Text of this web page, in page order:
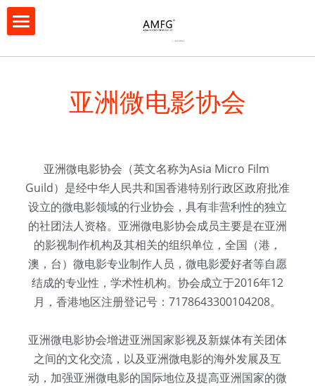
协会简介
协会会员
资格认证
亚洲微电影大赛
亚洲短视频大赛
亚微影展
联系我们
亚洲微电影协会
亚洲微电影协会（英文名称为Asia Micro Film
Guild）是经中华人民共和国香港特别行政区政府批准
设立的微电影领域的行业协会，具有非营利性的独立
的社团法人资格。亚洲微电影协会成员主要是在亚洲
的影视制作机构及其相关的组织单位，全国（港，
澳，台）微电影专业制作人员，微电影爱好者等自愿
结成的专业性，学术性机构。协会成立于2016年12
月，香港地区注册登记号：7178643300104208。
亚洲微电影协会增进亚洲国家影视及新媒体有关团体
之间的文化交流，以及亚洲微电影的海外发展及互
动，加强亚洲微电影的国际地位及提高亚洲国家的微
博客分类